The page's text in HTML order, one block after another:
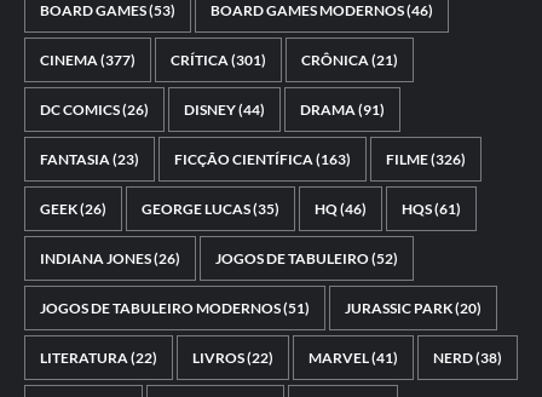
BOARD GAMES(53) BOARD GAMES MODERNOS(46)
CINEMA(377) CRÍTICA(301) CRÔNICA(21)
DC COMICS(26) DISNEY(44) DRAMA(91)
FANTASIA(23) FICÇÃO CIENTÍFICA(163) FILME(326)
GEEK(26) GEORGE LUCAS(35) HQ(46) HQS(61)
INDIANA JONES(26) JOGOS DE TABULEIRO(52)
JOGOS DE TABULEIRO MODERNOS(51) JURASSIC PARK(20)
LITERATURA(22) LIVROS(22) MARVEL(41) NERD(38)